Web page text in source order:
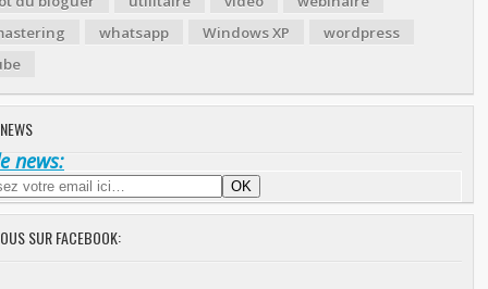
whatsapp Windows XP
wordpress
news:
SUR FACEBOOK: